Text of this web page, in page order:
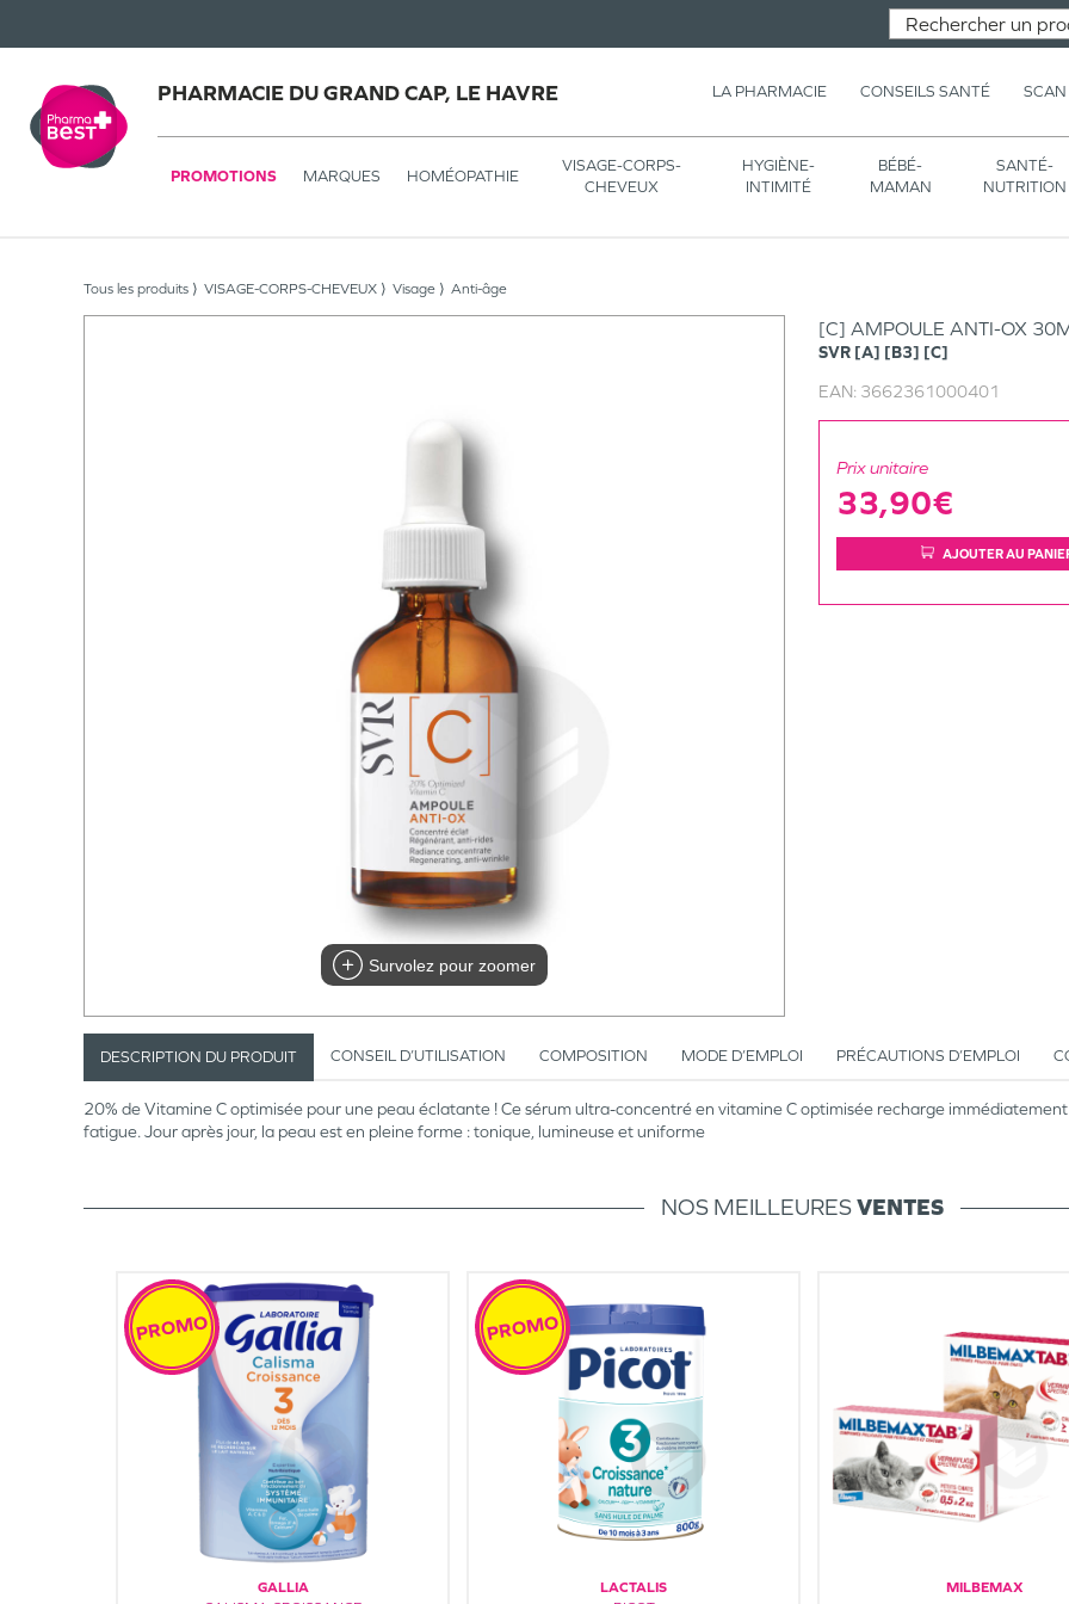
PHARMACIE DU GRAND CAP, LE HAVRE LA PHARMACIE CONSEILS SANTÉ SCAN
PROMOTIONS MARQUES HOMÉOPATHIE
VISAGE-CORPS-
CHEVEUX
HYGIÈNE-
INTIMITÉ
BÉBÉ-
MAMAN
SANTÉ-
NUTRITION
Tous les produits VISAGE-CORPS-CHEVEUX Visage Anti-âge
Survolez pour zoomer
[C] AMPOULE ANTI-OX
SVR [A] [B3] [C]
EAN: 3662361000401
Prix unitaire
33,90€
AJOUTER AU
DESCRIPTION DU PRODUIT CONSEIL D’UTILISATION COMPOSITION MODE D’EMPLOI PRÉCAUTIONS D’EMPLOI
20% de Vitamine C optimisée pour une peau éclatante ! Ce sérum ultra-concentré en vitamine C optimisée recharge
fatigue. Jour après jour, la peau est en pleine forme : tonique, lumineuse et uniforme
NOS MEILLEURESVENTES
GALLIA
PROMO
LACTALIS
PROMO
MILBEMAX